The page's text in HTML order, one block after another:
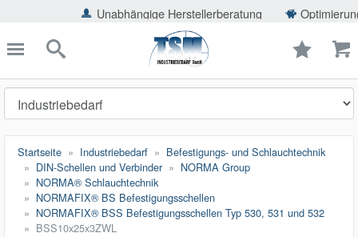
Unabhängige Herstellerberatung Optimierung der
schließen
Suche
Startseite Industriebedarf
Befestigungs- und Schlauchtechnik
DIN-Schellen und Verbinder
NORMA Group
NORMA® Schlauchtechnik
NORMAFIX® BS Befestigungsschellen
NORMAFIX® BSS Befestigungsschellen Typ 530, 531 und 532
BSS10x25x3ZWL